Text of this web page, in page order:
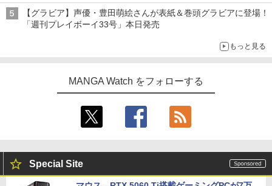
【グラビア】声優・豊田萌絵さんが表紙＆巻頭グラビアに登場！
「週刊プレイボーイ33号」本日発売
もっと見る
MANGA Watch をフォローする
Special Site